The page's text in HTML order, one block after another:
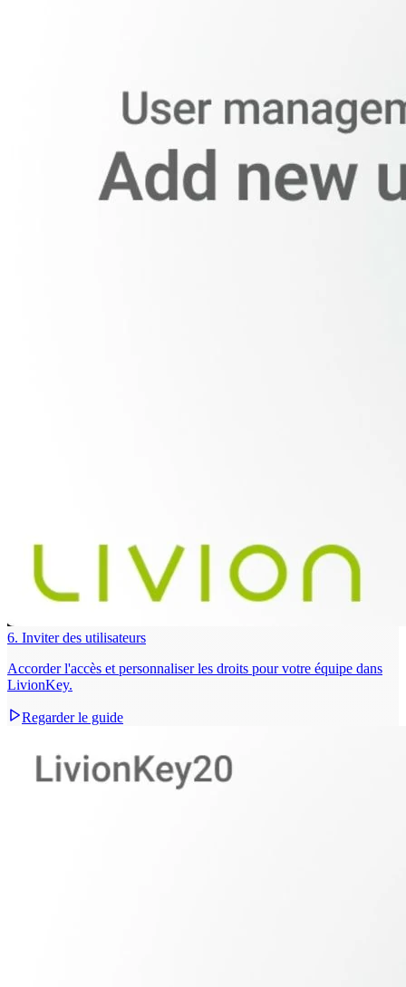
6. Inviter des utilisateurs
Accorder l'accès et personnaliser les droits pour votre équipe dans
LivionKey.
Regarder le guide